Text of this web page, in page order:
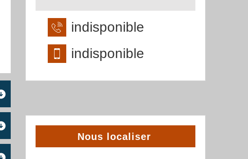
indisponible
indisponible
Nous localiser